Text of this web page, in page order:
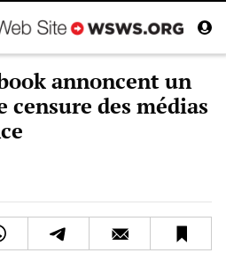
annoncent un
des médias